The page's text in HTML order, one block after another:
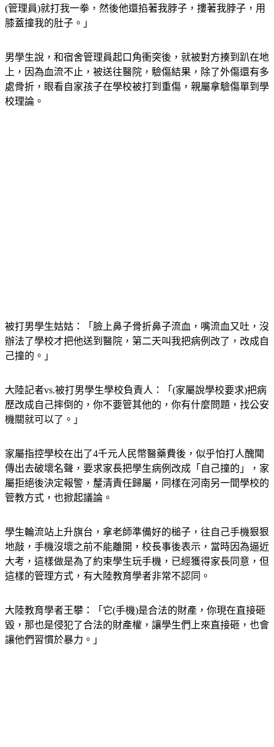
(管理員)就打我一拳，然後他還掐著我脖子，摟著我脖子，用
膝蓋撞我的肚子。」
男學生說，和宿舍管理員起口角衝突後，就被對方揍到趴在地
上，因為血流不止，被送往醫院，驗傷結果，除了外傷還有多
處骨折，眼看自家孩子在學校被打到重傷，親屬拿驗傷單到學
校理論。
被打男學生姑姑：「臉上鼻子骨折鼻子流血，嘴流血又吐，沒
辦法了學校才把他送到醫院，第二天叫我把病例改了，改成自
己撞的。」
大陸記者vs.被打男學生學校負責人：「(家屬說學校要求)把病
歷改成自己摔倒的，你不要管其他的，你有什麼問題，找公安
機關就可以了。」
家屬指控學校在出了4千元人民幣醫藥費後，似乎怕打人醜聞
傳出去破壞名聲，要求家長把學生病例改成「自己撞的」，家
屬拒絕後決定報警，釐清責任歸屬，同樣在河南另一間學校的
管教方式，也掀起議論。
學生輪流站上升旗台，拿老師準備好的槌子，往自己手機狠狠
地敲，手機沒壞之前不能離開，校長事後表示，當時因為逼近
大考，這樣做是為了約束學生玩手機，已經獲得家長同意，但
這樣的管理方式，有大陸教育學者非常不認同。
大陸教育學者王攀：「它(手機)是合法的財產，你現在直接砸
毀，那也是侵犯了合法的財產權，讓學生們上來直接砸，也會
讓他們習慣於暴力。」